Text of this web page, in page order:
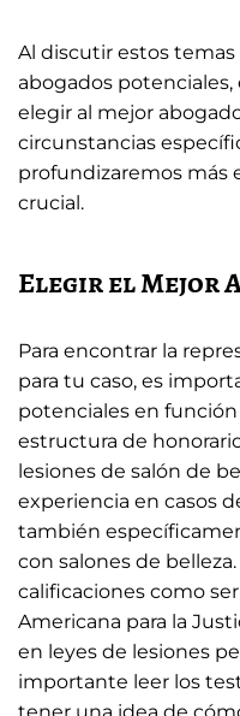
Al discutir estos
abogados
elegir al mejor
circunstancias
profundizaremos más
crucial.
Elegir el Mejor
Para encontrar la
para tu caso, es
potenciales en
estructura de
lesiones de salón de
experiencia en casos
también
con salones de
calificaciones como
Americana para la
en leyes de lesiones
importante leer los